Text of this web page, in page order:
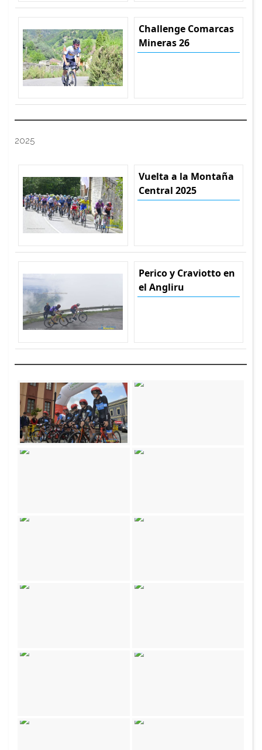
Challenge Comarcas
Mineras 26
2025
Vuelta a la Montaña
Central 2025
Perico y Craviotto en
el Angliru